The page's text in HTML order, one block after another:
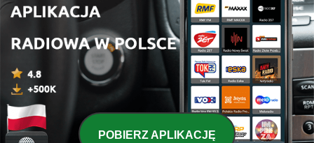
>>
Bądź na bieżąco z najważniejszymi wydarzeniami z
kraju i ze świata dzięki starannie wyselekcjonowanej
POBIERZ APLIKACJĘ